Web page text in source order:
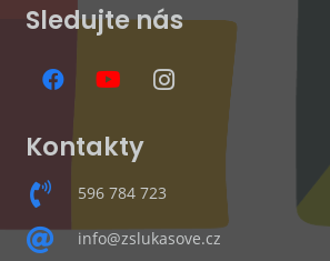
Sledujte nás
Kontakty
596 784 723
info@zslukasove.cz